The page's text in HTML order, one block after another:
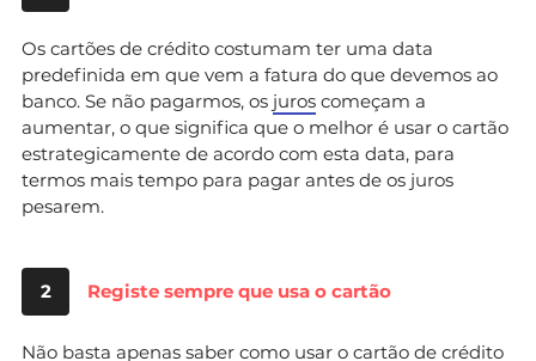
Os cartões de crédito costumam ter uma data
predefinida em que vem a fatura do que devemos ao
banco. Se não pagarmos, os juros começam a
aumentar, o que significa que o melhor é usar o cartão
estrategicamente de acordo com esta data, para
termos mais tempo para pagar antes de os juros
pesarem.
2 Registe sempre que usa o cartão
Não basta apenas saber como usar o cartão de crédito